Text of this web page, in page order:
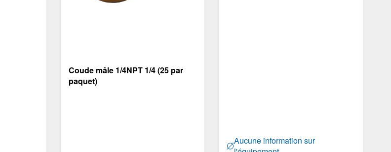
Coude mâle 1/4NPT 1/4 (25 par
paquet)
Aucune information sur